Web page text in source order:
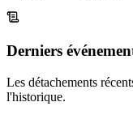
Derniers
Les détachements
l'historique.